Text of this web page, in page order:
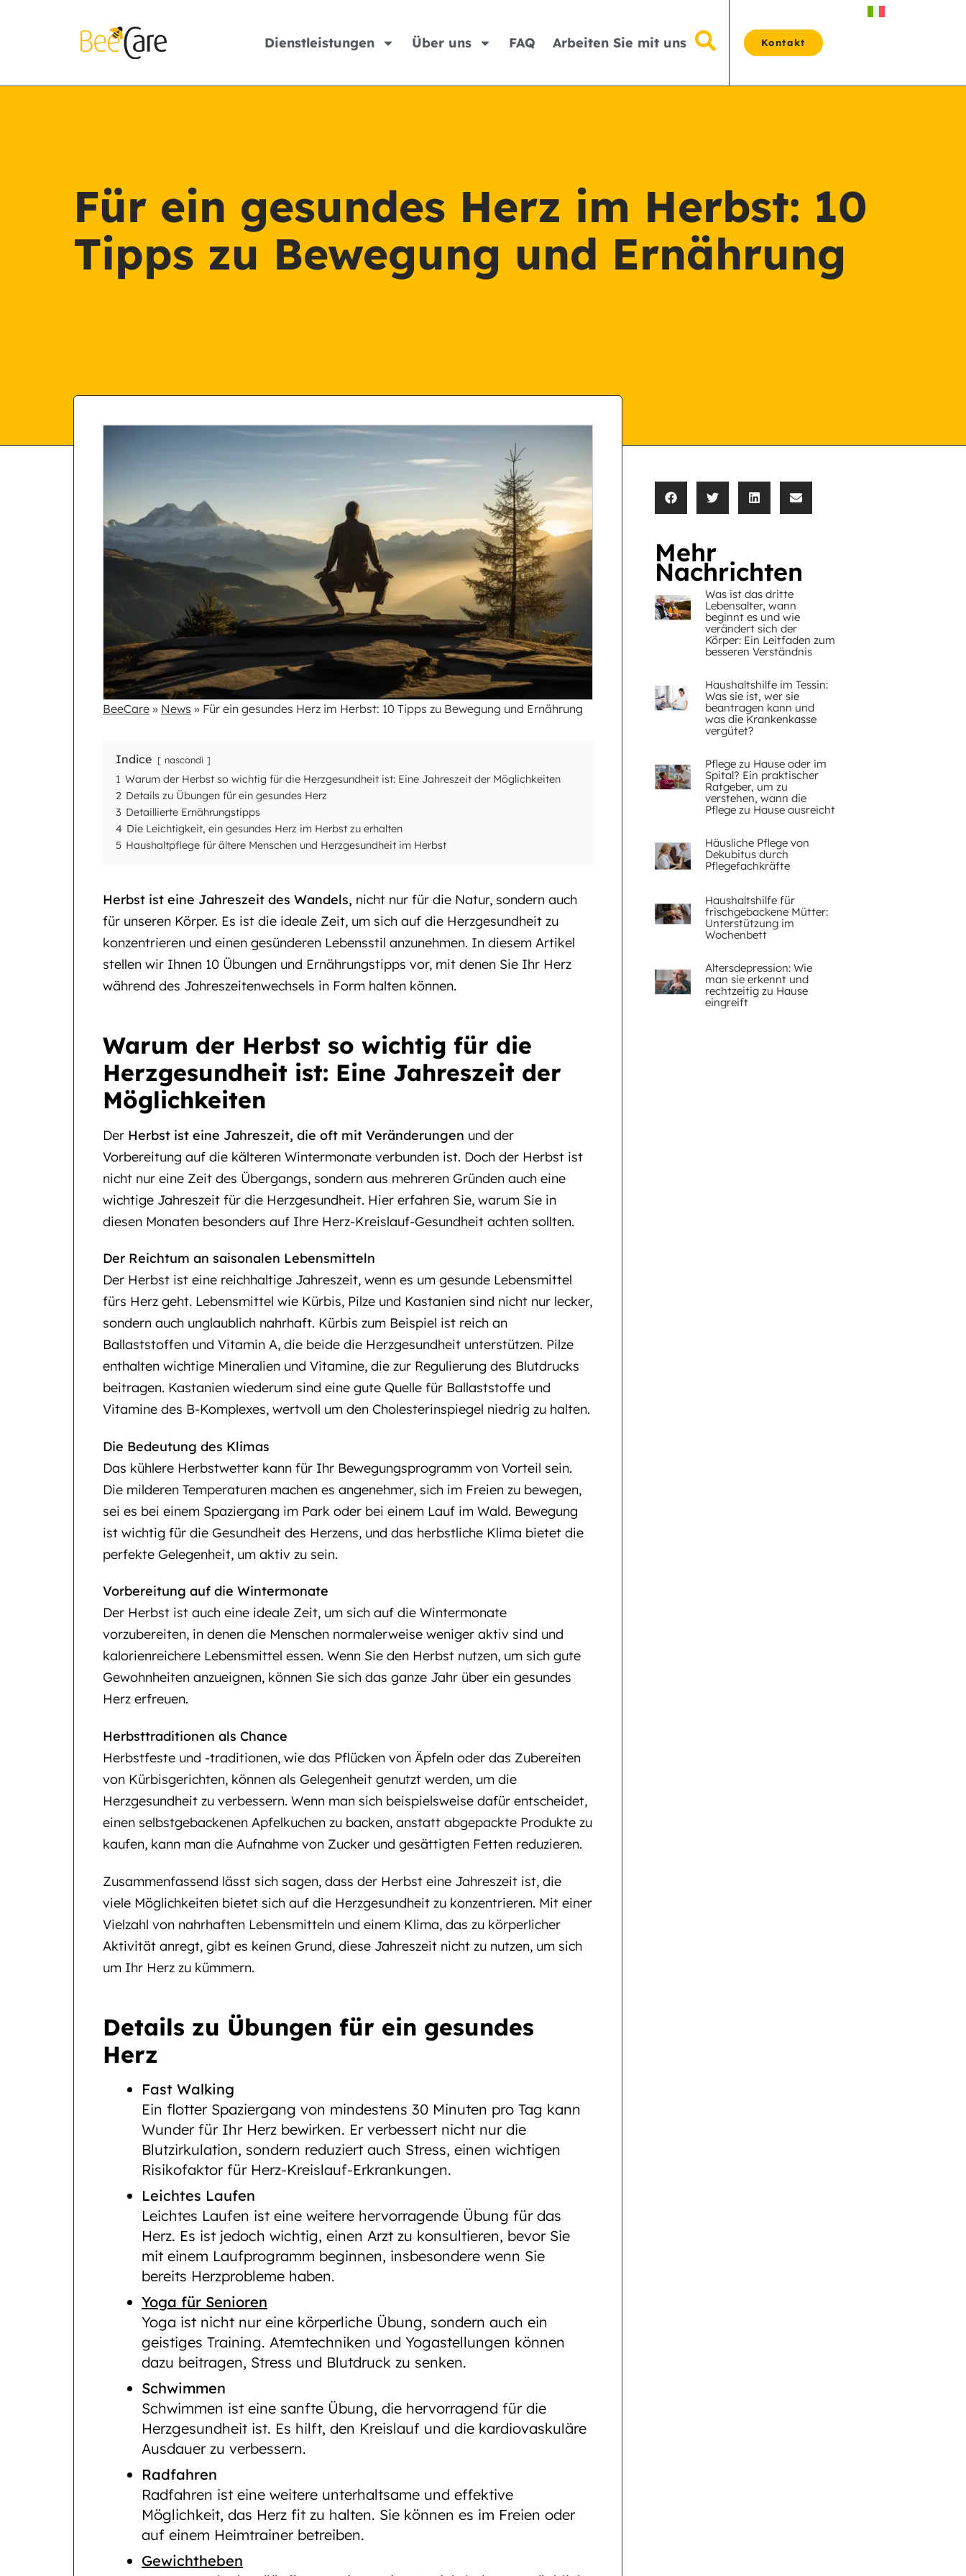
Dienstleistungen Über uns FAQ Arbeiten Sie mit uns Kontakt
Für ein gesundes Herz im Herbst: 10
Tipps zu Bewegung und Ernährung
BeeCare » News » Für ein gesundes Herz im Herbst: 10 Tipps zu Bewegung und Ernährung
Indice nascondi
1 Warum der Herbst so wichtig für die Herzgesundheit ist: Eine Jahreszeit der Möglichkeiten
2 Details zu Übungen für ein gesundes Herz
3 Detaillierte Ernährungstipps
4 Die Leichtigkeit, ein gesundes Herz im Herbst zu erhalten
5 Haushaltpflege für ältere Menschen und Herzgesundheit im Herbst
Herbst ist eine Jahreszeit des Wandels, nicht nur für die Natur, sondern auch
für unseren Körper. Es ist die ideale Zeit, um sich auf die Herzgesundheit zu
konzentrieren und einen gesünderen Lebensstil anzunehmen. In diesem Artikel
stellen wir Ihnen 10 Übungen und Ernährungstipps vor, mit denen Sie Ihr Herz
während des Jahreszeitenwechsels in Form halten können.
Warum der Herbst so wichtig für die
Herzgesundheit ist: Eine Jahreszeit der
Möglichkeiten
Der Herbst ist eine Jahreszeit, die oft mit Veränderungen und der
Vorbereitung auf die kälteren Wintermonate verbunden ist. Doch der Herbst ist
nicht nur eine Zeit des Übergangs, sondern aus mehreren Gründen auch eine
wichtige Jahreszeit für die Herzgesundheit. Hier erfahren Sie, warum Sie in
diesen Monaten besonders auf Ihre Herz-Kreislauf-Gesundheit achten sollten.
Der Reichtum an saisonalen Lebensmitteln
Der Herbst ist eine reichhaltige Jahreszeit, wenn es um gesunde Lebensmittel
fürs Herz geht. Lebensmittel wie Kürbis, Pilze und Kastanien sind nicht nur lecker,
sondern auch unglaublich nahrhaft. Kürbis zum Beispiel ist reich an
Ballaststoffen und Vitamin A, die beide die Herzgesundheit unterstützen. Pilze
enthalten wichtige Mineralien und Vitamine, die zur Regulierung des Blutdrucks
beitragen. Kastanien wiederum sind eine gute Quelle für Ballaststoffe und
Vitamine des B-Komplexes, wertvoll um den Cholesterinspiegel niedrig zu halten.
Die Bedeutung des Klimas
Das kühlere Herbstwetter kann für Ihr Bewegungsprogramm von Vorteil sein.
Die milderen Temperaturen machen es angenehmer, sich im Freien zu bewegen,
sei es bei einem Spaziergang im Park oder bei einem Lauf im Wald. Bewegung
ist wichtig für die Gesundheit des Herzens, und das herbstliche Klima bietet die
perfekte Gelegenheit, um aktiv zu sein.
Vorbereitung auf die Wintermonate
Der Herbst ist auch eine ideale Zeit, um sich auf die Wintermonate
vorzubereiten, in denen die Menschen normalerweise weniger aktiv sind und
kalorienreichere Lebensmittel essen. Wenn Sie den Herbst nutzen, um sich gute
Gewohnheiten anzueignen, können Sie sich das ganze Jahr über ein gesundes
Herz erfreuen.
Herbsttraditionen als Chance
Herbstfeste und -traditionen, wie das Pflücken von Äpfeln oder das Zubereiten
von Kürbisgerichten, können als Gelegenheit genutzt werden, um die
Herzgesundheit zu verbessern. Wenn man sich beispielsweise dafür entscheidet,
einen selbstgebackenen Apfelkuchen zu backen, anstatt abgepackte Produkte zu
kaufen, kann man die Aufnahme von Zucker und gesättigten Fetten reduzieren.
Zusammenfassend lässt sich sagen, dass der Herbst eine Jahreszeit ist, die
viele Möglichkeiten bietet sich auf die Herzgesundheit zu konzentrieren. Mit einer
Vielzahl von nahrhaften Lebensmitteln und einem Klima, das zu körperlicher
Aktivität anregt, gibt es keinen Grund, diese Jahreszeit nicht zu nutzen, um sich
um Ihr Herz zu kümmern.
Details zu Übungen für ein gesundes
Herz
Fast Walking
Ein flotter Spaziergang von mindestens 30 Minuten pro Tag kann
Wunder für Ihr Herz bewirken. Er verbessert nicht nur die
Blutzirkulation, sondern reduziert auch Stress, einen wichtigen
Risikofaktor für Herz-Kreislauf-Erkrankungen.
Leichtes Laufen
Leichtes Laufen ist eine weitere hervorragende Übung für das
Herz. Es ist jedoch wichtig, einen Arzt zu konsultieren, bevor Sie
mit einem Laufprogramm beginnen, insbesondere wenn Sie
bereits Herzprobleme haben.
Yoga für Senioren
Yoga ist nicht nur eine körperliche Übung, sondern auch ein
geistiges Training. Atemtechniken und Yogastellungen können
dazu beitragen, Stress und Blutdruck zu senken.
Schwimmen
Schwimmen ist eine sanfte Übung, die hervorragend für die
Herzgesundheit ist. Es hilft, den Kreislauf und die kardiovaskuläre
Ausdauer zu verbessern.
Radfahren
Radfahren ist eine weitere unterhaltsame und effektive
Möglichkeit, das Herz fit zu halten. Sie können es im Freien oder
auf einem Heimtrainer betreiben.
Gewichtheben
Mehr
Nachrichten
Was ist das dritte
Lebensalter, wann
beginnt es und wie
verändert sich der
Körper: Ein Leitfaden zum
besseren Verständnis
Haushaltshilfe im Tessin:
Was sie ist, wer sie
beantragen kann und
was die Krankenkasse
vergütet?
Pflege zu Hause oder im
Spital? Ein praktischer
Ratgeber, um zu
verstehen, wann die
Pflege zu Hause ausreicht
Häusliche Pflege von
Dekubitus durch
Pflegefachkräfte
Haushaltshilfe für
frischgebackene Mütter:
Unterstützung im
Wochenbett
Altersdepression: Wie
man sie erkennt und
rechtzeitig zu Hause
eingreift